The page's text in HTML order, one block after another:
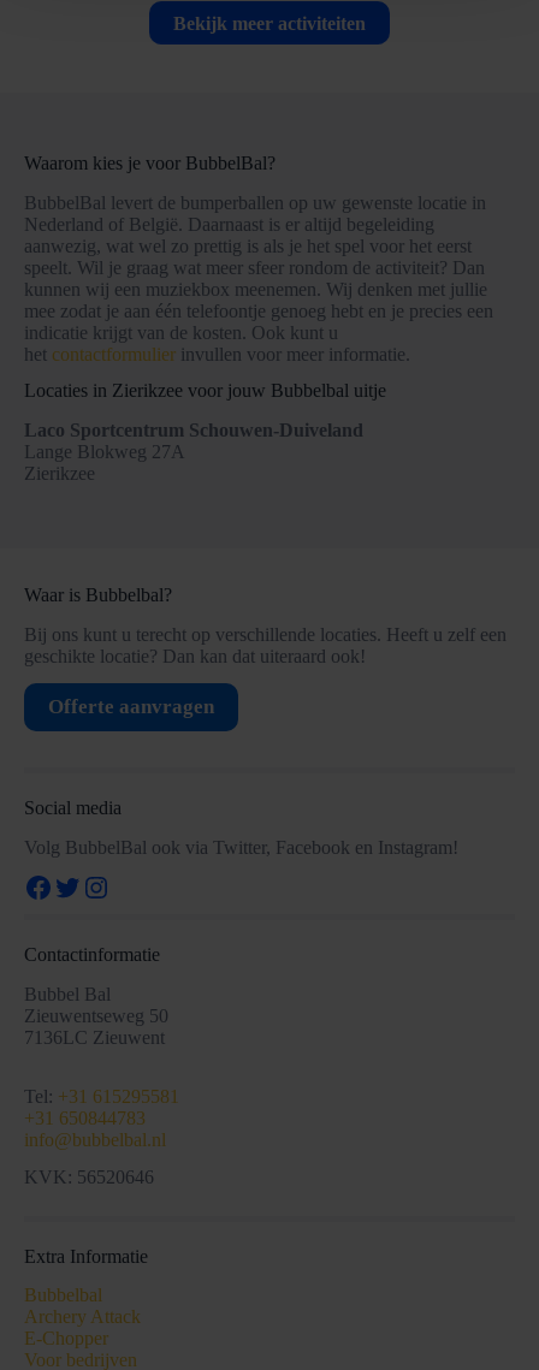
Bekijk meer activiteiten
Waarom kies je voor BubbelBal?
BubbelBal levert de bumperballen op uw gewenste locatie in
Nederland of België. Daarnaast is er altijd begeleiding
aanwezig, wat wel zo prettig is als je het spel voor het eerst
speelt. Wil je graag wat meer sfeer rondom de activiteit? Dan
kunnen wij een muziekbox meenemen. Wij denken met jullie
mee zodat je aan één telefoontje genoeg hebt en je precies een
indicatie krijgt van de kosten. Ook kunt u
het contactformulier invullen voor meer informatie.
Locaties in Zierikzee voor jouw Bubbelbal uitje
Laco Sportcentrum Schouwen-Duiveland
Lange Blokweg 27A
Zierikzee
Waar is Bubbelbal?
Bij ons kunt u terecht op verschillende locaties. Heeft u zelf een
geschikte locatie? Dan kan dat uiteraard ook!
Offerte aanvragen
Social media
Volg BubbelBal ook via Twitter, Facebook en Instagram!
Facebook
Twitter
Instagram
Contactinformatie
Bubbel Bal
Zieuwentseweg 50
7136LC Zieuwent
Tel: +31 615295581
+31 650844783
info@bubbelbal.nl
KVK: 56520646
Extra Informatie
Bubbelbal
Archery Attack
E-Chopper
Voor bedrijven